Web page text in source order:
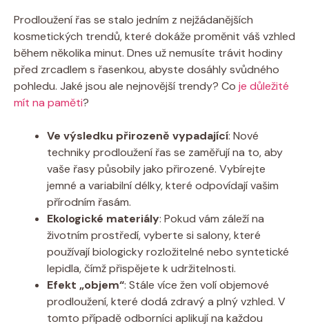
Prodloužení řas se stalo jedním z nejžádanějších
kosmetických trendů, které dokáže proměnit váš vzhled
během několika minut. Dnes už nemusíte trávit hodiny
před zrcadlem s řasenkou, abyste dosáhly svůdného
pohledu. Jaké jsou ale nejnovější trendy? Co je důležité
mít na paměti?
Ve výsledku přirozeně vypadající: Nové
techniky prodloužení řas se zaměřují na to, aby
vaše řasy působily jako přirozené. Vybírejte
jemné a variabilní délky, které odpovídají vašim
přírodním řasám.
Ekologické materiály: Pokud vám záleží na
životním prostředí, vyberte si salony, které
používají biologicky rozložitelné nebo syntetické
lepidla, čímž přispějete k udržitelnosti.
Efekt „objem“: Stále více žen volí objemové
prodloužení, které dodá zdravý a plný vzhled. V
tomto případě odborníci aplikují na každou